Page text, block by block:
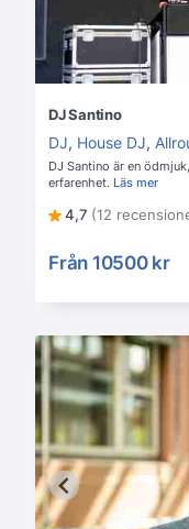
DJ Santino
DJ, House DJ,
DJ Santino är en
erfarenhet. Läs mer
4,7 (12
Från 10500 kr